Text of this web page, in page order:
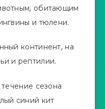
обитающим
и тюлени.
континент, на
и рептилии.
сезона
синий кит